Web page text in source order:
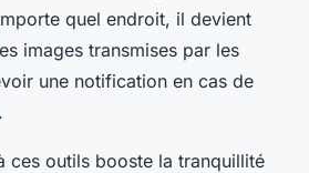
quel endroit, il devient
images transmises par les
une notification en cas de
ces outils booste la tranquillité